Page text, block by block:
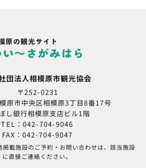
団法人相模原市観光協会
〒252-0231
原市中央区相模原3丁目8番17号
し銀行相模原支店ビル1階
TEL：042-704-9046
FAX：042-704-9047
載施設のご予約・お問い合わせは、該当施設
に直接ご連絡ください。